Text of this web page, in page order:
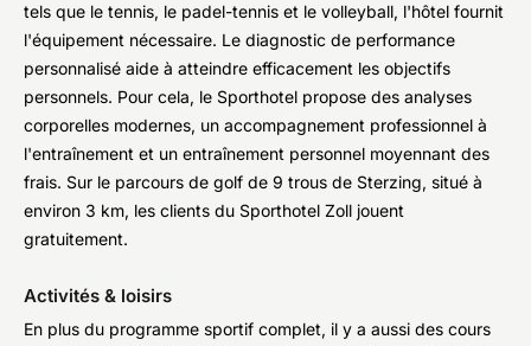
tels que le tennis, le padel-tennis et le volleyball, l'hôtel fournit
l'équipement nécessaire. Le diagnostic de performance
personnalisé aide à atteindre efficacement les objectifs
personnels. Pour cela, le Sporthotel propose des analyses
corporelles modernes, un accompagnement professionnel à
l'entraînement et un entraînement personnel moyennant des
frais. Sur le parcours de golf de 9 trous de Sterzing, situé à
environ 3 km, les clients du Sporthotel Zoll jouent
gratuitement.
Activités & loisirs
En plus du programme sportif complet, il y a aussi des cours